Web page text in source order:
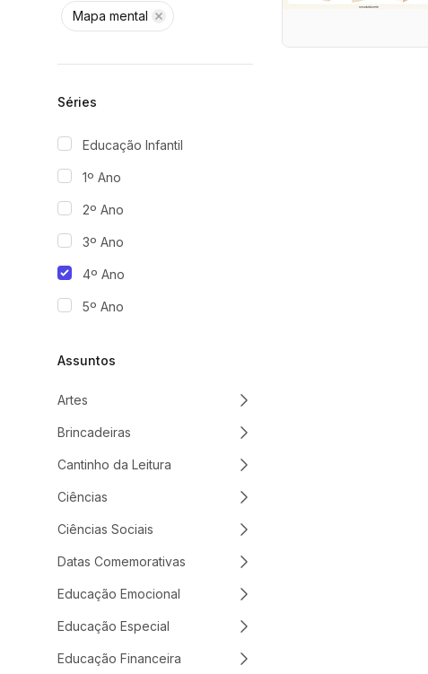
Mapa mental
Séries
Educação Infantil
1º Ano
2º Ano
3º Ano
4º Ano
5º Ano
Assuntos
Artes
Brincadeiras
Cantinho da Leitura
Ciências
Ciências Sociais
Datas Comemorativas
Educação Emocional
Educação Especial
Educação Financeira